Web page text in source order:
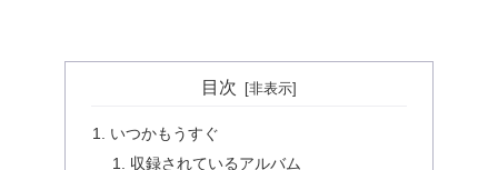
目次
いつかもうすぐ
収録されているアルバム